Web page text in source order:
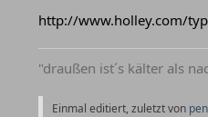
http://www.holley.com/
"draußen ist´s kälter als
Einmal editiert, zuletzt von